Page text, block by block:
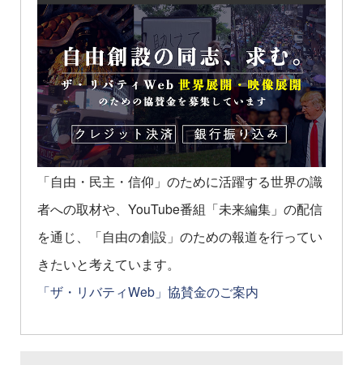
「自由・民主・信仰」のために活躍する世界の識
者への取材や、YouTube番組「未来編集」の配信
を通じ、「自由の創設」のための報道を行ってい
きたいと考えています。
「ザ・リバティWeb」協賛金のご案内